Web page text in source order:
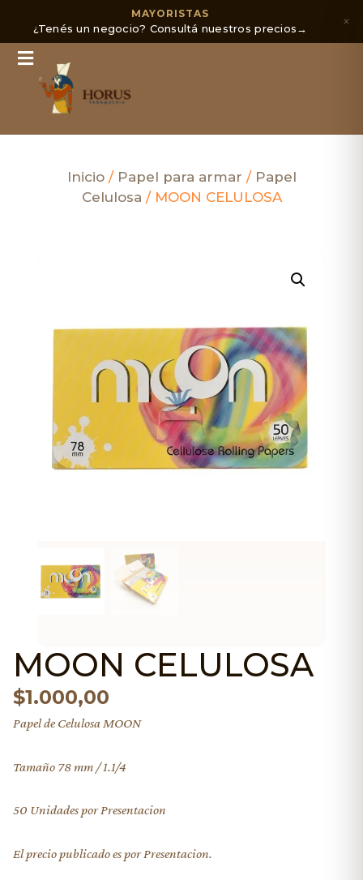
MAYORISTAS
¿Tenés un negocio? Consultá nuestros precios→ ×
Inicio/ Papel para armar / Papel
Celulosa / MOON CELULOSA
MOON CELULOSA
$1.000,00
Papel de Celulosa MOON
Tamaño 78 mm / 1.1/4
50 Unidades por Presentacion
El precio publicado es por Presentacion.